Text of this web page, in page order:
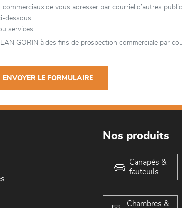
de vous adresser par courriel d’autres
dessous :
services.
GORIN à des fins de prospection commerciale par
ENVOYER LE FORMULAIRE
Nos produits
Canapés &
fauteuils
Chambres &